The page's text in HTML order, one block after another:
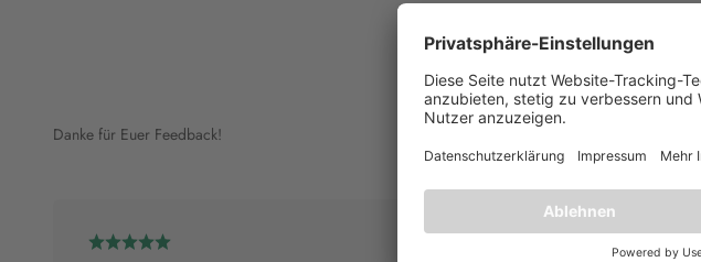
Danke für Euer Feedback!